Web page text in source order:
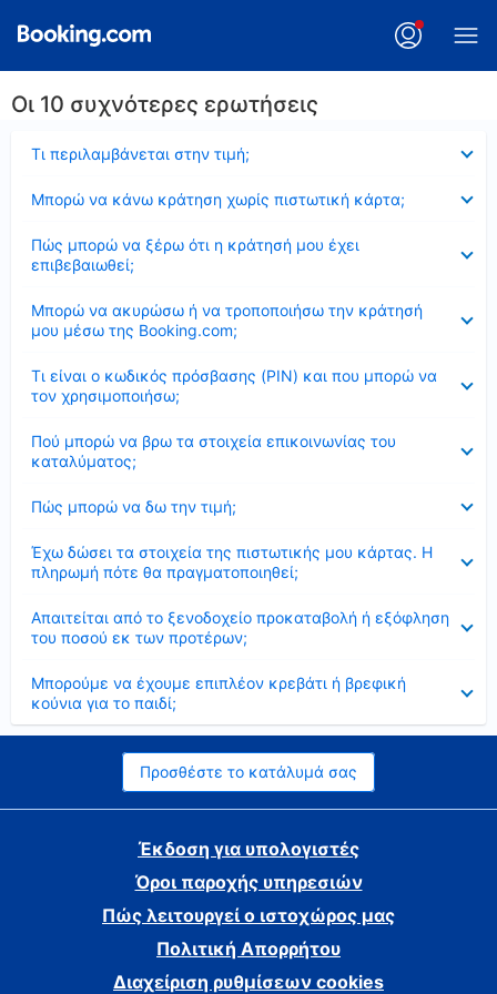
Οι 10 συχνότερες ερωτήσεις
Τι περιλαμβάνεται στην τιμή;
Μπορώ να κάνω κράτηση χωρίς πιστωτική κάρτα;
Πώς μπορώ να ξέρω ότι η κράτησή μου έχει
επιβεβαιωθεί;
Μπορώ να ακυρώσω ή να τροποποιήσω την κράτησή
μου μέσω της Booking.com;
Τι είναι ο κωδικός πρόσβασης (PIN) και που μπορώ να
τον χρησιμοποιήσω;
Πού μπορώ να βρω τα στοιχεία επικοινωνίας του
καταλύματος;
Πώς μπορώ να δω την τιμή;
Έχω δώσει τα στοιχεία της πιστωτικής μου κάρτας. Η
πληρωμή πότε θα πραγματοποιηθεί;
Απαιτείται από το ξενοδοχείο προκαταβολή ή εξόφληση
του ποσού εκ των προτέρων;
Μπορούμε να έχουμε επιπλέον κρεβάτι ή βρεφική
κούνια για το παιδί;
Προσθέστε το κατάλυμά σας
Έκδοση για υπολογιστές
Όροι παροχής υπηρεσιών
Πώς λειτουργεί ο ιστοχώρος μας
Πολιτική Απορρήτου
Διαχείριση ρυθμίσεων cookies